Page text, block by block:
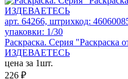
арт. 64266, штрихкод:
упаковки: 1/30
Раскраска. Серия "Раскраска
ИЗДЕВАЕТЕСЬ
цена за 1шт.
226 ₽